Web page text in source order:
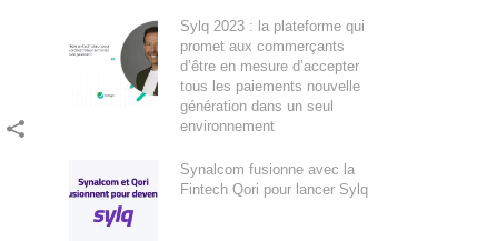
Sylq 2023 : la plateforme qui
promet aux commerçants
d’être en mesure d’accepter
tous les paiements nouvelle
génération dans un seul
environnement
Synalcom fusionne avec la
Fintech Qori pour lancer Sylq